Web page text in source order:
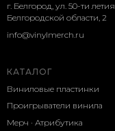
г. Белгород, ул. 50-ти летия
Белгородской области, 2
КАТАЛОГ
Виниловые пластинки
Проигрыватели винила
Мерч · Атрибутика
info@vinylmerch.ru